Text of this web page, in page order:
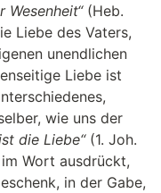
(Heb.
Liebe des Vaters,
unendlichen
Liebe ist
wie uns der
die Liebe“(1. Joh.
Wort ausdrückt,
in der Gabe,